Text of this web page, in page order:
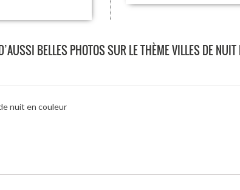
BELLES PHOTOS SUR LE THÈME VILLES DE NUIT
nuit en couleur